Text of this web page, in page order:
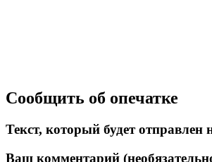
Сообщить об опечатке
Текст, который будет
Ваш комментарий